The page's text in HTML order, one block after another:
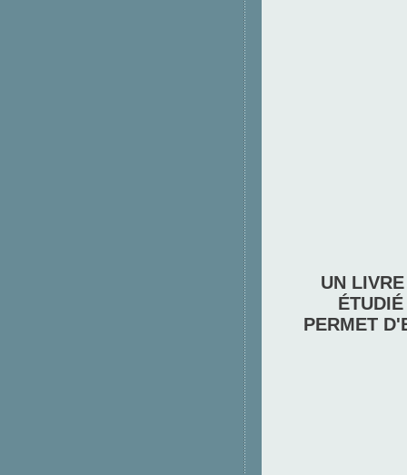
UN
PERMET